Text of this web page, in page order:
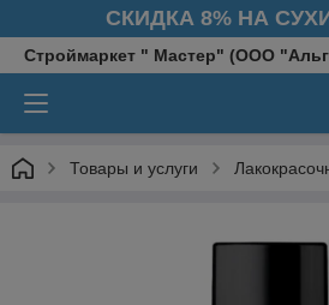
СКИДКА 8% НА
Строймаркет " Мастер" (ООО
Товары и услуги